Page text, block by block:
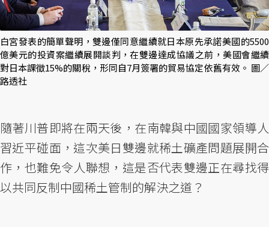
白宮發表的簡單聲明，雙邊僅同意繼續就日本原先承諾美國的5500
億美元的投資案繼續展開談判，在雙邊達成協議之前，美國會繼續
對日本課徵15%的關稅，形同自7月簽署的貿易協定依舊有效。 圖／
路透社
隨著川普即將在兩天後，在南韓與中國國家領導人
習近平碰面，這次美日雙邊就稀土礦產問題展開合
作，也難免令人聯想，這是否代表雙邊正在尋找得
以共同反制中國稀土管制的解決之道？